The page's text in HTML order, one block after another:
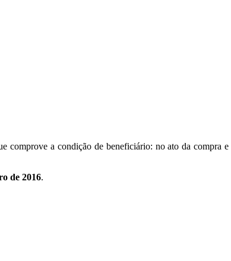
comprove a condição de beneficiário: no ato da compra
de 2016.